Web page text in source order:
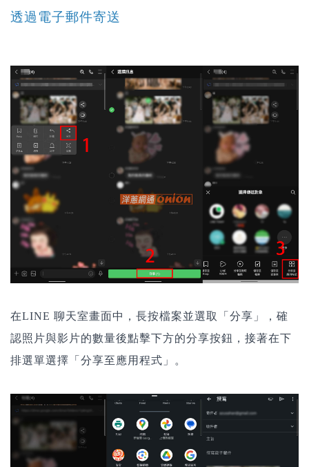
透過電子郵件寄送
在LINE 聊天室畫面中，長按檔案並選取「分享」，確
認照片與影片的數量後點擊下方的分享按鈕，接著在下
排選單選擇「分享至應用程式」。